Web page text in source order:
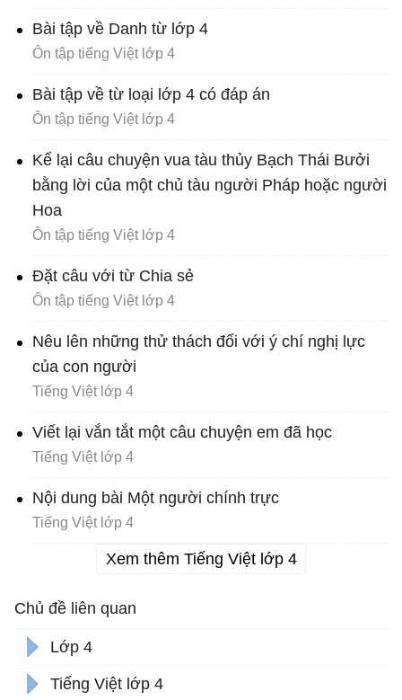
Bài tập về Danh từ lớp 4
Ôn tập tiếng Việt lớp 4
Bài tập về từ loại lớp 4 có đáp án
Ôn tập tiếng Việt lớp 4
Kể lại câu chuyện vua tàu thủy Bạch Thái Bưởi
bằng lời của một chủ tàu người Pháp hoặc người
Hoa
Ôn tập tiếng Việt lớp 4
Đặt câu với từ Chia sẻ
Ôn tập tiếng Việt lớp 4
Nêu lên những thử thách đối với ý chí nghị lực
của con người
Tiếng Việt lớp 4
Viết lại vắn tắt một câu chuyện em đã học
Tiếng Việt lớp 4
Nội dung bài Một người chính trực
Tiếng Việt lớp 4
Xem thêm Tiếng Việt lớp 4
Chủ đề liên quan
Lớp 4
Tiếng Việt lớp 4